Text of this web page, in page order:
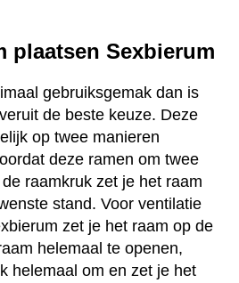
plaatsen Sexbierum
gebruiksgemak dan is
de beste keuze. Deze
op twee manieren
deze ramen om twee
raamkruk zet je het raam
stand. Voor ventilatie
zet je het raam op de
helemaal te openen,
helemaal om en zet je het